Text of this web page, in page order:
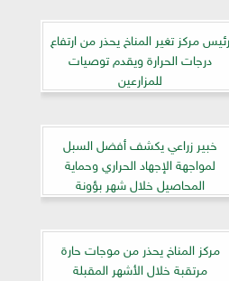
رئيس مركز تغير المناخ يحذر من ارتفاع
درجات الحرارة ويقدم توصيات
للمزارعين
خبير زراعي يكشف أفضل السبل
لمواجهة الإجهاد الحراري وحماية
المحاصيل خلال شهر بؤونة
مركز المناخ يحذر من موجات حارة
مرتقبة خلال الأشهر المقبلة